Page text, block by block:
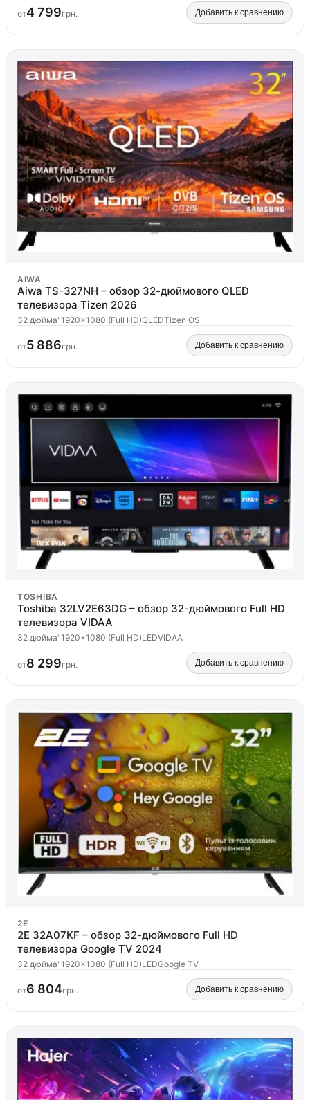
от4 799грн. Добавить к сравнению
AIWA
Aiwa TS-327NH – обзор 32-дюймового QLED
телевизора Tizen 2026
32 дюйма"1920x1080 (Full HD)QLEDTizen OS
от5 886грн. Добавить к сравнению
TOSHIBA
Toshiba 32LV2E63DG – обзор 32-дюймового Full HD
телевизора VIDAA
32 дюйма"1920x1080 (Full HD)LEDVIDAA
от8 299грн. Добавить к сравнению
2E
2E 32A07KF – обзор 32-дюймового Full HD
телевизора Google TV 2024
32 дюйма"1920x1080 (Full HD)LEDGoogle TV
от6 804грн. Добавить к сравнению